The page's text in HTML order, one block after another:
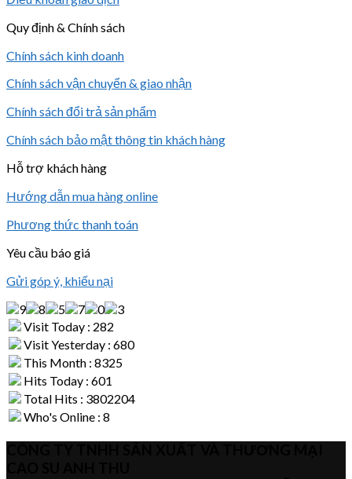
Quy định & Chính sách
Chính sách kinh doanh
Chính sách vận chuyển & giao nhận
Chính sách đổi trả sản phẩm
Chính sách bảo mật thông tin khách hàng
Hỗ trợ khách hàng
Hướng dẫn mua hàng online
Phương thức thanh toán
Yêu cầu báo giá
Gửi góp ý, khiếu nại
Visit Today : 282
Visit Yesterday : 680
This Month : 8325
Hits Today : 601
Total Hits : 3802204
Who's Online : 8